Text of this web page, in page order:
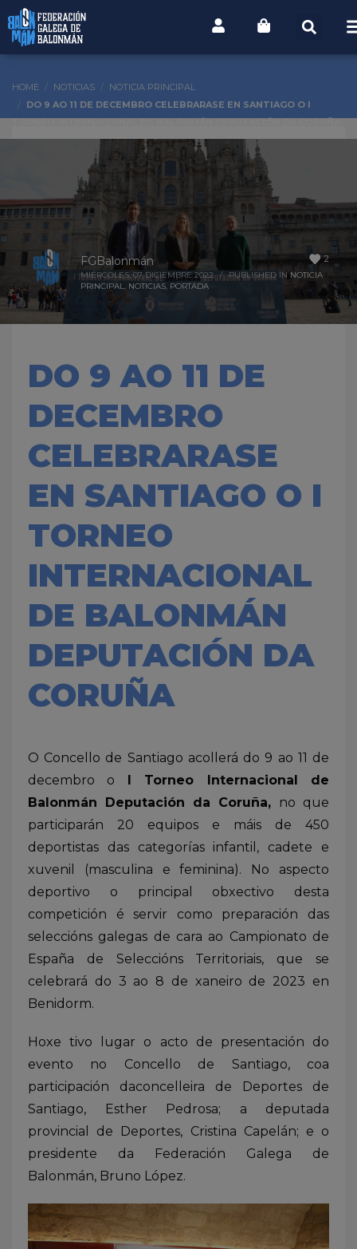
HOME NOTICIAS
NOTICIA PRINCIPAL
DO 9 AO 11 DE DECEMBRO CELEBRARASE EN SANTIAGO O I
2
FGBalonmán
MIÉRCOLES, 07 DICIEMBRE 2022 / PUBLISHED INNOTICIA
PRINCIPAL, NOTICIAS, PORTADA
DO 9 AO 11 DE
DECEMBRO
CELEBRARASE
EN SANTIAGO O I
TORNEO
INTERNACIONAL
DE BALONMÁN
DEPUTACIÓN DA
CORUÑA
O Concello de Santiago acollerá do 9 ao 11 de
decembro o I Torneo Internacional de
Balonmán Deputación da Coruña,
no que
participarán 20 equipos e máis de 450
deportistas das categorías infantil, cadete e
xuvenil (masculina e feminina). No aspecto
deportivo o principal obxectivo desta
competición é servir como preparación das
seleccións galegas de cara ao Campionato de
España de Seleccións Territoriais, que se
celebrará do 3 ao 8 de xaneiro de 2023 en
Benidorm.
Hoxe tivo lugar o acto de presentación do
evento no Concello de Santiago, coa
participación daconcelleira de Deportes de
Santiago, Esther Pedrosa; a deputada
provincial de Deportes, Cristina Capelán; e o
presidente da Federación Galega de
Balonmán, Bruno López.